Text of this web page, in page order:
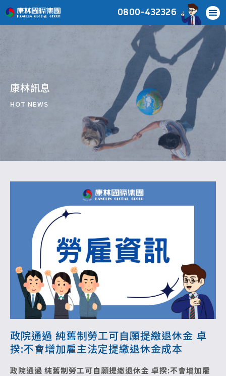
0800-432326
康林訊息
HOT NEWS
政院通過 純舊制勞工可自願提繳退休金 卓
揆:不會增加雇主法定提繳退休金成本
政院通過 純舊制勞工可自願提繳退休金 卓揆:不會增加雇